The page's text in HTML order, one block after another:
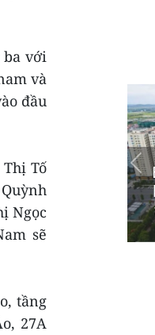
ba với
và
đầu
Tố
Ngọc
sẽ
tầng
27A